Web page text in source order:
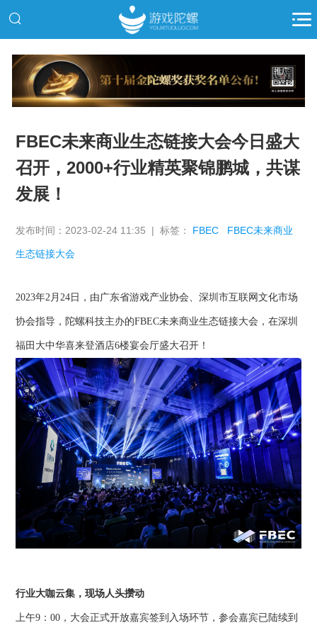
推广
FBEC未来商业生态链接大会今日盛大
召开，2000+行业精英聚锦鹏城，共谋
发展！
发布时间：2023-02-24 11:35 | 标签： FBEC FBEC未来商业
生态链接大会
2023年2月24 日，由广东省游戏产业协会、深圳市互联网文化市场
协会指导， 陀螺科技主办的FBEC未来商业生态链接大会，在深圳
福田大中华喜来登酒店6楼宴会厅盛大召开 ！
行业大咖云集，现场人头攒动
上午9 ：00 ， 大会正式开放嘉宾签到入场环节 ，参会嘉宾已陆续到